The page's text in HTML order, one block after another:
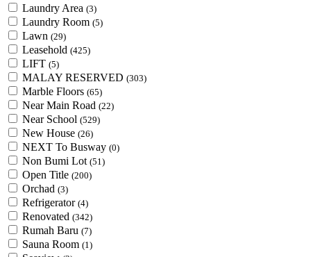
Laundry Area (3)
Laundry Room (5)
Lawn (29)
Leasehold (425)
LIFT (5)
MALAY RESERVED (303)
Marble Floors (65)
Near Main Road (22)
Near School (529)
New House (26)
NEXT To Busway (0)
Non Bumi Lot (51)
Open Title (200)
Orchad (3)
Refrigerator (4)
Renovated (342)
Rumah Baru (7)
Sauna Room (1)